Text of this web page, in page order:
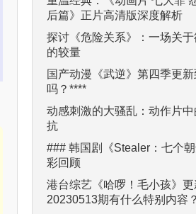
后篇》正片高清版深度解析
探讨《危险关系》：一场关于
的较量
国产动漫《武逆》第四季更
吗？****
动感刺激的大骚乱：动作片中
抗
### 韩国剧《Stealer：七个
彩回顾
港台综艺《哈啰！毛小孩》更
20230513期有什么特别内容？